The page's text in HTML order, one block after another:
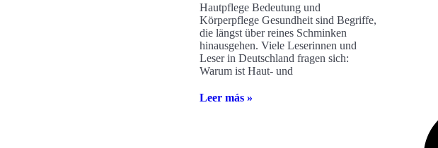
Hautpflege Bedeutung und
Körperpflege Gesundheit sind Begriffe,
die längst über reines Schminken
hinausgehen. Viele Leserinnen und
Leser in Deutschland fragen sich:
Warum ist Haut- und
Leer más »